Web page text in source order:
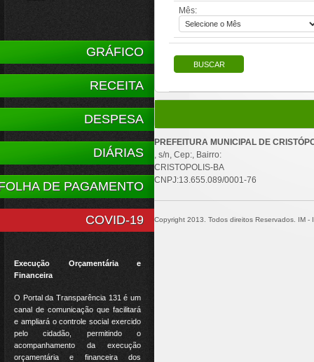
GRÁFICO
RECEITA
DESPESA
DIÁRIAS
DE PAGAMENTO
COVID-19
Execução Orçamentária e
Financeira
O Portal da Transparência 131 é um
canal de comunicação que facilitará
e ampliará o controle social exercido
pelo cidadão, permitindo o
acompanhamento da execução
orçamentária e financeira dos
Mês:
PREFEITURA MUNICIPAL DE
, s/n, Cep:, Bairro:
CRISTOPOLIS-BA
CNPJ:13.655.089/0001-76
Copyright 2013. Todos direitos Reservados. IM